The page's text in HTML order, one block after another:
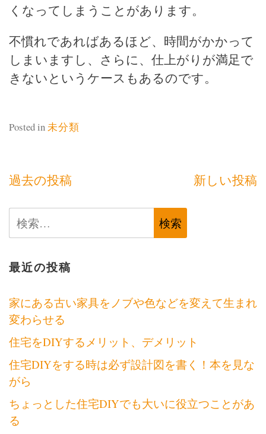
くなってしまうことがあります。
不慣れであればあるほど、時間がかかって
しまいますし、さらに、仕上がりが満足で
きないというケースもあるのです。
Posted in未分類
投
稿
ナ
ビ
ゲ
ー
シ
ョ
ン
過去の投稿 新しい投稿
検
索:
最近の投稿
家にある古い家具をノブや色などを変えて生まれ
変わらせる
住宅をDIYするメリット、デメリット
住宅DIYをする時は必ず設計図を書く！本を見な
がら
ちょっとした住宅DIYでも大いに役立つことがあ
る